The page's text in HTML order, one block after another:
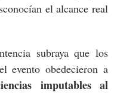
el alcance real
subraya que los
evento obedecieron a
imputables al